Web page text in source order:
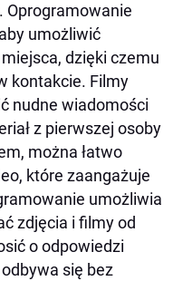
umożliwić
dzięki czemu
kontakcie. Filmy
nudne wiadomości
z pierwszej osoby
można łatwo
które zaangażuje
umożliwia
zdjęcia i filmy od
o odpowiedzi
się bez